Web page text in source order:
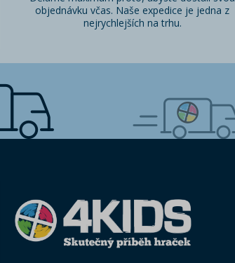
objednávku včas. Naše expedice je jedna z
nejrychlejších na trhu.